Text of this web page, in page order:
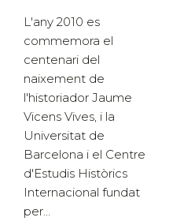
L'any 2010 es
commemora el
centenari del
naixement de
l'historiador Jaume
Vicens Vives, i la
Universitat de
Barcelona i el Centre
d'Estudis Històrics
Internacional fundat
per...